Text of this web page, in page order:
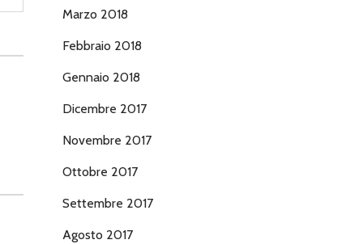
Marzo 2018
Febbraio 2018
Gennaio 2018
Dicembre 2017
Novembre 2017
Ottobre 2017
Settembre 2017
Agosto 2017